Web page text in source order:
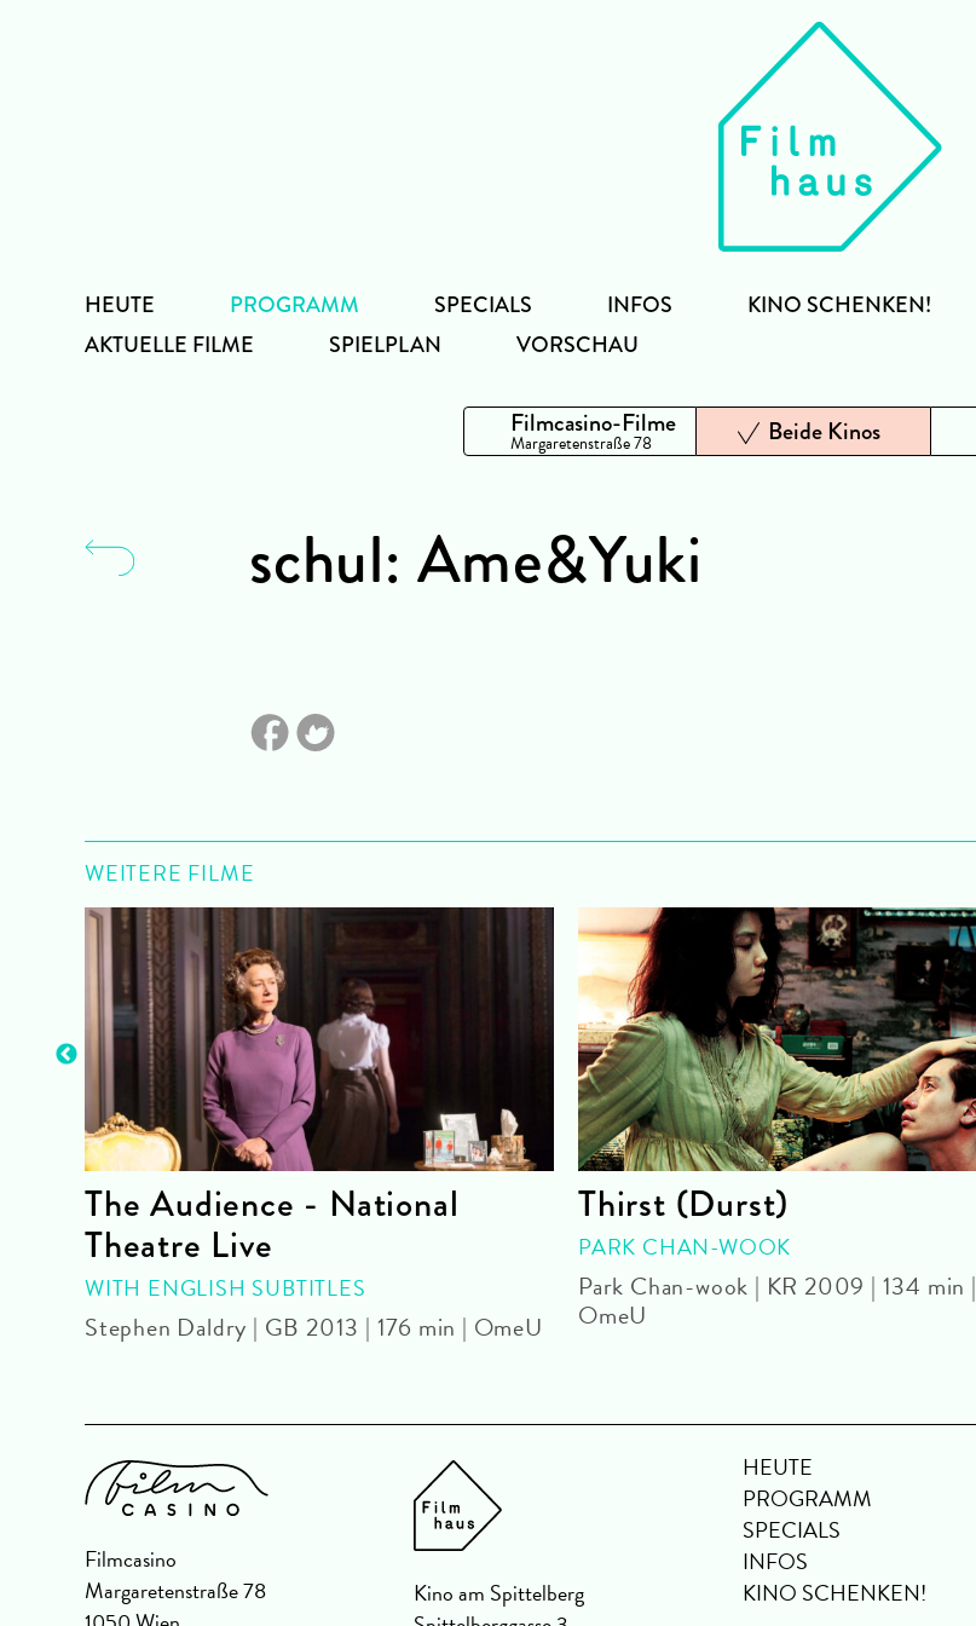
HEUTE
PROGRAMM
AKTUELLE FILME
SPIELPLAN VORSCHAU
SPECIALS INFOS KINO SCHENKEN!
Filmcasino-Filme
Margaretenstraße 78 Beide Kinos
schul: Ame&Yuki
WEITERE FILME
The Audience - National
Theatre Live
WITH ENGLISH SUBTITLES
Stephen Daldry | GB 2013 | 176 min | OmeU
Thirst (Durst)
PARK CHAN-WOOK
Park Chan-wook | KR 2009 | 134 min |
OmeU
Filmcasino
Margaretenstraße 78
Kino am Spittelberg
HEUTE
PROGRAMM
SPECIALS
INFOS
KINO SCHENKEN!